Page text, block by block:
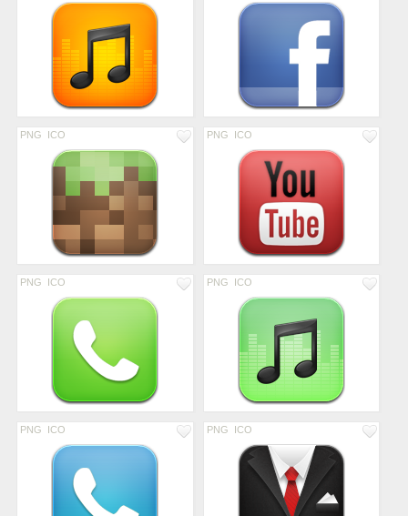
PNG ICO PNG ICO
PNG ICO PNG ICO
PNG ICO PNG ICO